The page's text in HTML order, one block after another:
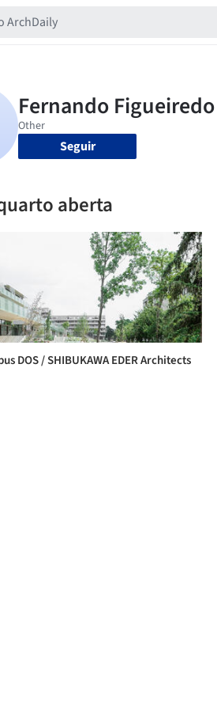
Seguir
aberta
DOS / SHIBUKAWA EDER Architects